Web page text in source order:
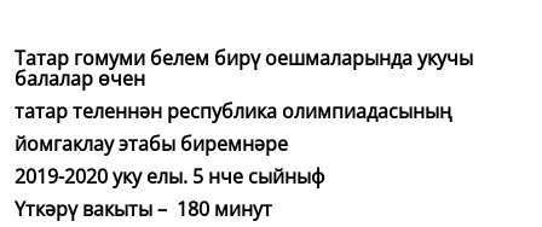
Татар гомуми белем бирү оешмаларында укучы
балалар өчен
татар теленнән республика олимпиадасының
йомгаклау этабы биремнәре
2019-2020 уку елы. 5 нче сыйныф
Үткәрү вакыты – 180 минут